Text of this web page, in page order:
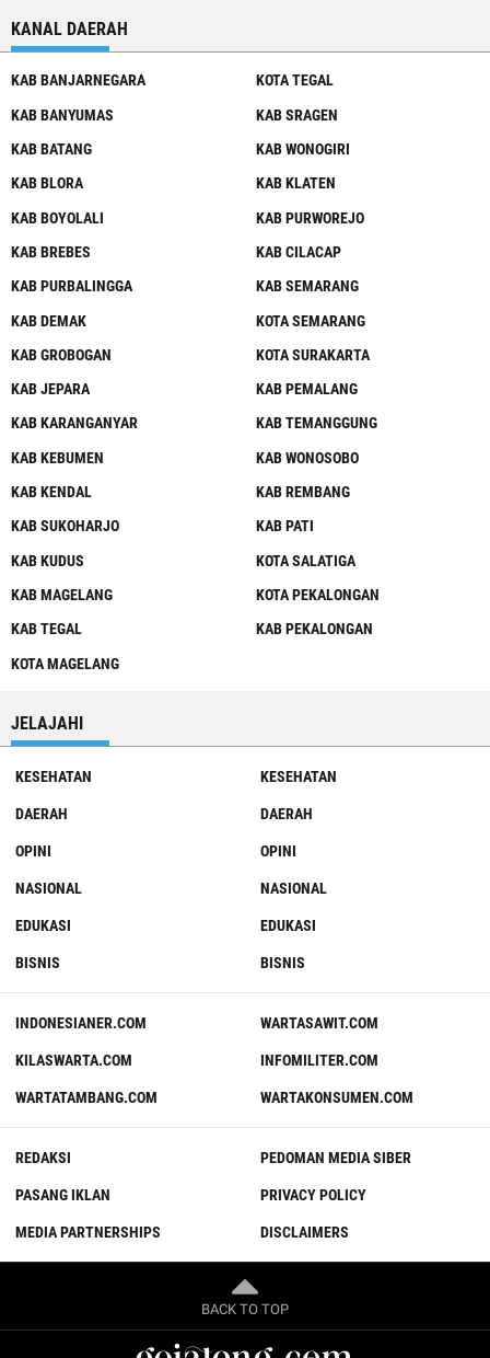
KANAL DAERAH
KAB BANJARNEGARA
KAB BANYUMAS
KAB BATANG
KAB BLORA
KAB BOYOLALI
KAB BREBES
KAB PURBALINGGA
KAB DEMAK
KAB GROBOGAN
KAB JEPARA
KAB KARANGANYAR
KAB KEBUMEN
KAB KENDAL
KAB SUKOHARJO
KAB KUDUS
KAB MAGELANG
KAB TEGAL
KOTA MAGELANG
KOTA TEGAL
KAB SRAGEN
KAB WONOGIRI
KAB KLATEN
KAB PURWOREJO
KAB CILACAP
KAB SEMARANG
KOTA SEMARANG
KOTA SURAKARTA
KAB PEMALANG
KAB TEMANGGUNG
KAB WONOSOBO
KAB REMBANG
KAB PATI
KOTA SALATIGA
KOTA PEKALONGAN
KAB PEKALONGAN
JELAJAHI
KESEHATAN
DAERAH
OPINI
NASIONAL
EDUKASI
BISNIS
KESEHATAN
DAERAH
OPINI
NASIONAL
EDUKASI
BISNIS
INDONESIANER.COM
KILASWARTA.COM
WARTATAMBANG.COM
WARTASAWIT.COM
INFOMILITER.COM
WARTAKONSUMEN.COM
REDAKSI
PASANG IKLAN
MEDIA PARTNERSHIPS
PEDOMAN MEDIA SIBER
PRIVACY POLICY
DISCLAIMERS
BACK TO TOP